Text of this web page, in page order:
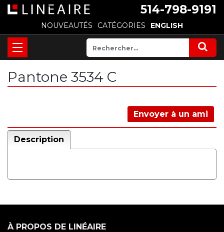
514-798-9191
NOUVEAUTÉS CATÉGORIES ENGLISH
Pantone 3534 C
Envoyer à un ami
Description
À PROPOS DE LINÉAIRE